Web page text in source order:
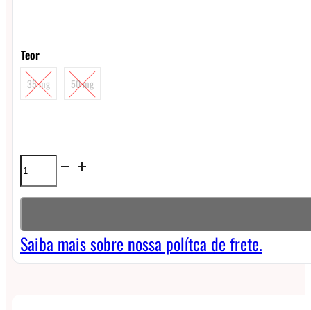
Teor
35 mg 50 mg
Líquido
Blvk
NicSalt
-
Saiba mais sobre nossa polítca de frete.